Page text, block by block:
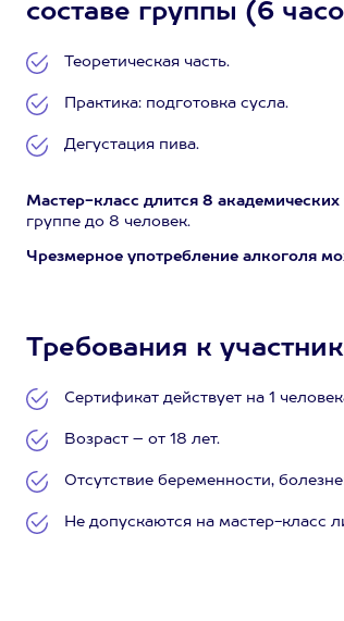
составе группы (6
Теоретическая часть.
Практика: подготовка сусла.
Дегустация пива.
Мастер-класс длится 8
группе до 8 человек.
Чрезмерное употребление алкоголя
Требования к
Сертификат действует на 1
Возраст – от 18 лет.
Отсутствие беременности,
Не допускаются на мастер-класс